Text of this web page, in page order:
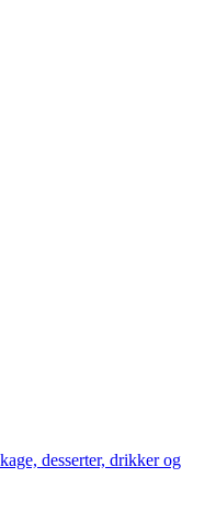
desserter, drikker og